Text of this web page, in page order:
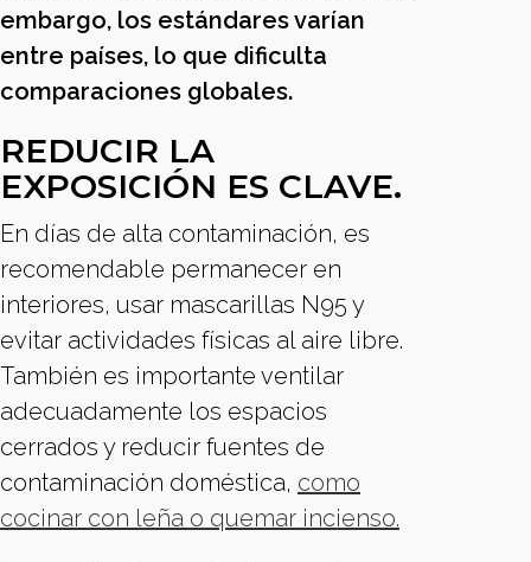
embargo, los estándares varían
entre países, lo que dificulta
comparaciones globales.
REDUCIR LA
EXPOSICIÓN ES CLAVE.
En días de alta contaminación, es
recomendable permanecer en
interiores, usar mascarillas N95 y
evitar actividades físicas al aire libre.
También es importante ventilar
adecuadamente los espacios
cerrados y reducir fuentes de
contaminación doméstica, como
cocinar con leña o quemar incienso.